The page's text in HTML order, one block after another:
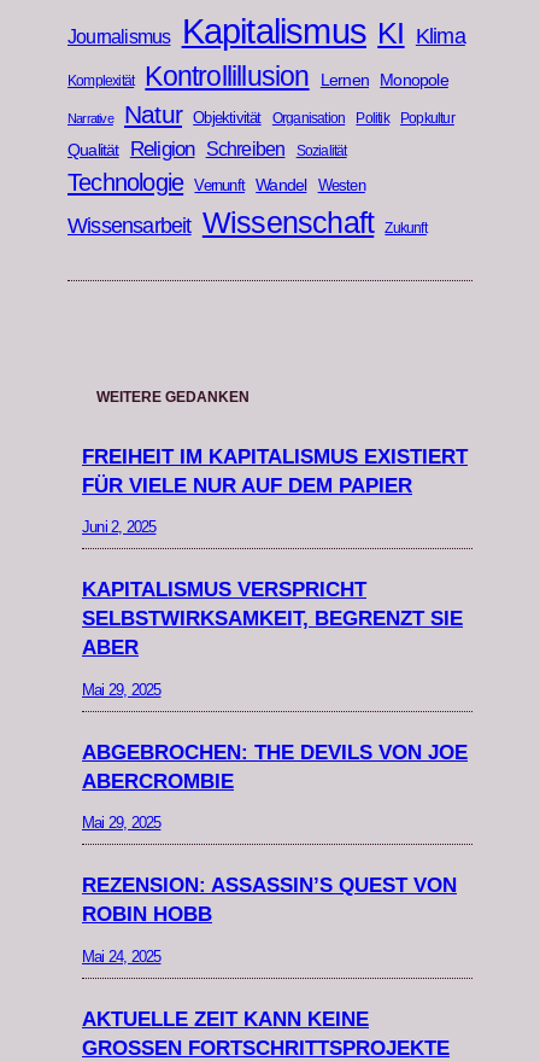
Journalismus Kapitalismus KI Klima
Komplexität Kontrollillusion Lernen Monopole
Narrative Natur Objektivität Organisation Politik Popkultur
Qualität Religion Schreiben Sozialität
Technologie Vernunft Wandel Westen
Wissensarbeit Wissenschaft Zukunft
WEITERE GEDANKEN
FREIHEIT IM KAPITALISMUS EXISTIERT
FÜR VIELE NUR AUF DEM PAPIER
Juni 2, 2025
KAPITALISMUS VERSPRICHT
SELBSTWIRKSAMKEIT, BEGRENZT SIE
ABER
Mai 29, 2025
ABGEBROCHEN: THE DEVILS VON JOE
ABERCROMBIE
Mai 29, 2025
REZENSION: ASSASSIN’S QUEST VON
ROBIN HOBB
Mai 24, 2025
AKTUELLE ZEIT KANN KEINE
GROSSEN FORTSCHRITTSPROJEKTE M